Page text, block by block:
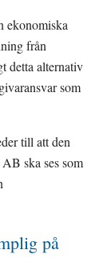
ekonomiska
från
detta alternativ
som
till att den
ska ses som
på